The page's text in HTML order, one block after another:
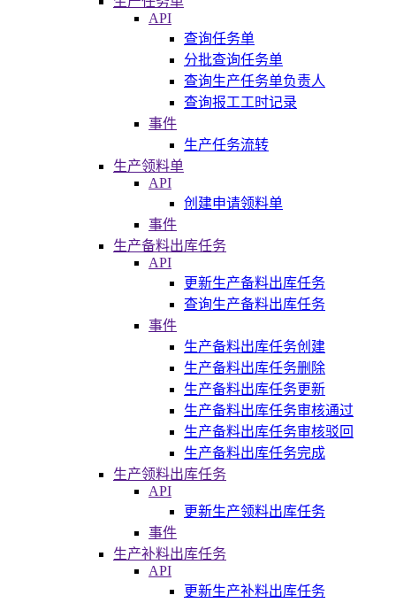
API
查询任务单
分批查询任务单
查询生产任务单负责人
查询报工工时记录
事件
生产任务流转
生产领料单
API
创建申请领料单
事件
生产备料出库任务
API
更新生产备料出库任务
查询生产备料出库任务
事件
生产备料出库任务创建
生产备料出库任务删除
生产备料出库任务更新
生产备料出库任务审核通过
生产备料出库任务审核驳回
生产备料出库任务完成
生产领料出库任务
API
更新生产领料出库任务
事件
生产补料出库任务
API
更新生产补料出库任务